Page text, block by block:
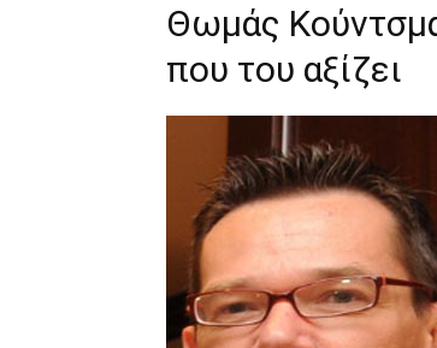
Θωμάς
που του αξίζει